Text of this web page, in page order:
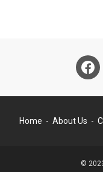
Home About Us
©